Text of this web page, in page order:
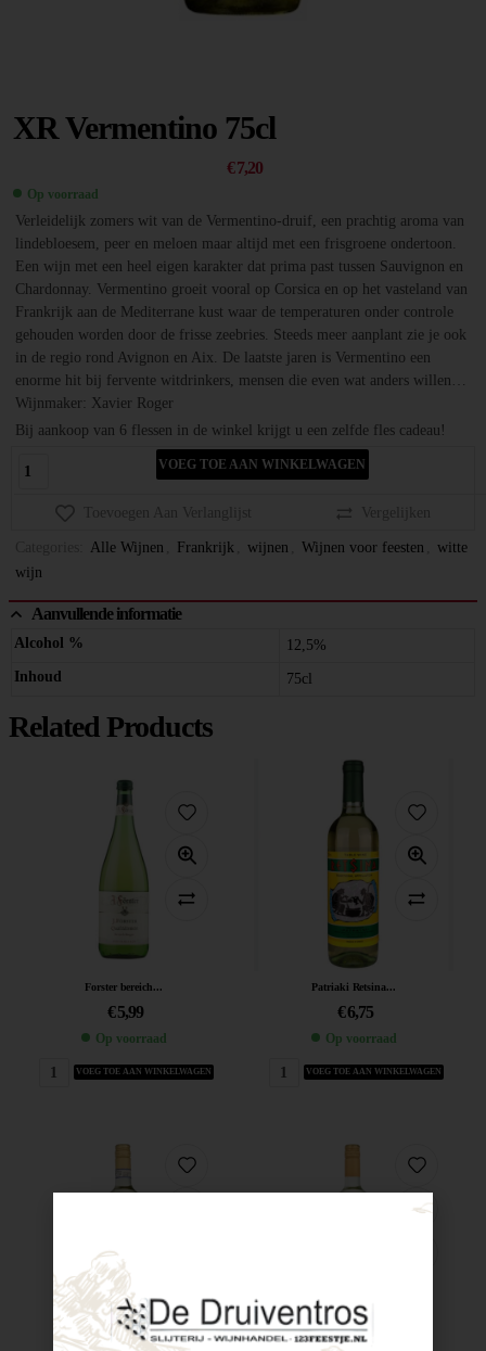
XR Vermentino 75cl
€ 7,20
Op voorraad
Verleidelijk zomers wit van de Vermentino-druif, een prachtig aroma van
lindebloesem, peer en meloen maar altijd met een frisgroene ondertoon.
Een wijn met een heel eigen karakter dat prima past tussen Sauvignon en
Chardonnay. Vermentino groeit vooral op Corsica en op het vasteland van
Frankrijk aan de Mediterrane kust waar de temperaturen onder controle
gehouden worden door de frisse zeebries. Steeds meer aanplant zie je ook
in de regio rond Avignon en Aix. De laatste jaren is Vermentino een
enorme hit bij fervente witdrinkers, mensen die even wat anders willen…
Wijnmaker: Xavier Roger
Bij aankoop van 6 flessen in de winkel krijgt u een zelfde fles cadeau!
VOEG TOE AAN WINKELWAGEN
Toevoegen Aan Verlanglijst Vergelijken
Alle Wijnen Frankrijk wijnen Wijnen voor feesten
witte
wijn
Aanvullende informatie
Alcohol %
12,5%
Inhoud
75cl
Related Products
Forster bereich...
€ 5,99
Op voorraad
VOEG TOE AAN WINKELWAGEN
Patriaki Retsina...
€ 6,75
Op voorraad
VOEG TOE AAN WINKELWAGEN
Castelnuovo Pinot... Castelnuovo Chardonnay...